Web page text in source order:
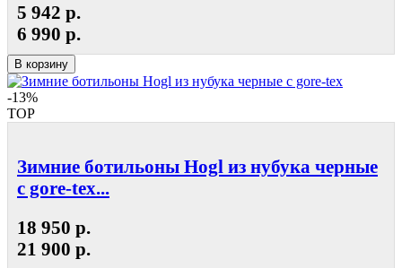
5 942 р.
6 990 р.
В корзину
-13%
TOP
Зимние ботильоны Hogl из нубука черные
с gore-tex...
18 950 р.
21 900 р.